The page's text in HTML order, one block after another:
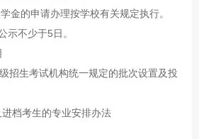
金的申请办理按学校有关规定执行。
示不少于5日。
招生考试机构统一规定的批次设置及投
进档考生的专业安排办法